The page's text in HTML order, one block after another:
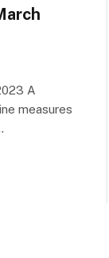
A
measures